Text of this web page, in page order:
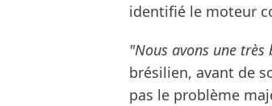
identifié le moteur
"Nous avons une
brésilien, avant de
pas le problème